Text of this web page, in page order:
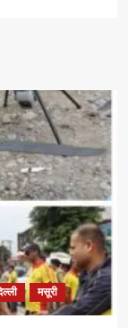
मसूरी